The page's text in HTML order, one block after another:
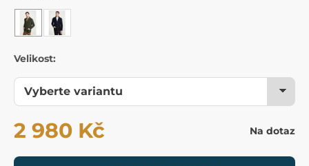
Velikost:
2 980 Kč Na dotaz